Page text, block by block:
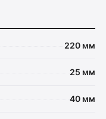
220 мм
25 мм
40 мм